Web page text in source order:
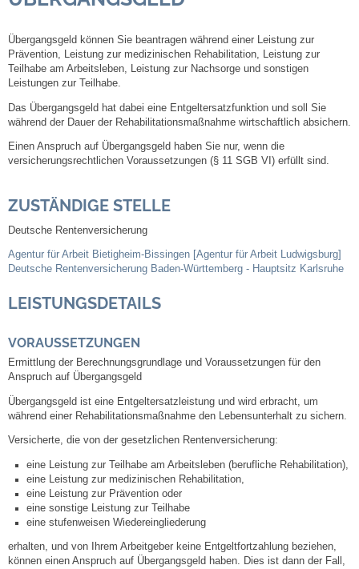
Gebühren und Beiträge
Ortsrecht
Haushalt 2026
Redaktionsstatut für das Amtsblatt
Service
Fahrplanauskünfte
Abfall-Infos
Ortsplan
Bildergalerie
Rund um den Wein
Schlepper / Traktor
Übergangsgeld können Sie beantragen während einer Leistung zur
Prävention, Leistung zur medizinischen Rehabilitation, Leistung zur
Teilhabe am Arbeitsleben, Leistung zur Nachsorge und sonstigen
Leistungen zur Teilhabe.
Das Übergangsgeld hat dabei eine Entgeltersatzfunktion und soll Sie
während der Dauer der Rehabilitationsmaßnahme wirtschaftlich absichern.
Einen Anspruch auf Übergangsgeld haben Sie nur, wenn die
versicherungsrechtlichen Voraussetzungen (§ 11 SGB VI) erfüllt sind.
ZUSTÄNDIGE STELLE
Deutsche Rentenversicherung
Agentur für Arbeit Bietigheim-Bissingen [Agentur für Arbeit Ludwigsburg]
Deutsche Rentenversicherung Baden-Württemberg - Hauptsitz Karlsruhe
LEISTUNGSDETAILS
VORAUSSETZUNGEN
Ermittlung der Berechnungsgrundlage und Voraussetzungen für den
Anspruch auf Übergangsgeld
Übergangsgeld ist eine Entgeltersatzleistung und wird erbracht, um
während einer Rehabilitationsmaßnahme den Lebensunterhalt zu sichern.
Versicherte, die von der gesetzlichen Rentenversicherung:
eine Leistung zur Teilhabe am Arbeitsleben (berufliche Rehabilitation),
eine Leistung zur medizinischen Rehabilitation,
eine Leistung zur Prävention oder
eine sonstige Leistung zur Teilhabe
eine stufenweisen Wiedereingliederung
erhalten, und von Ihrem Arbeitgeber keine Entgeltfortzahlung beziehen,
können einen Anspruch auf Übergangsgeld haben. Dies ist dann der Fall,